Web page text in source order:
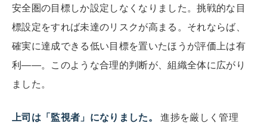
安全圏の目標しか設定しなくなりました。挑戦的な目
標設定をすれば未達のリスクが高まる。それならば、
確実に達成できる低い目標を置いたほうが評価上は有
利——。このような合理的判断が、組織全体に広がり
ました。
上司は「監視者」になりました。
進捗を厳しく管理